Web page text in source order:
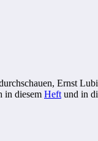
Ernst
in diesem Heft und in